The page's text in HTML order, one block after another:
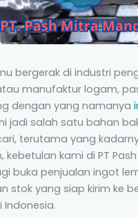
bergerak di industri
manufaktur logam,
dengan yang namanya
jadi salah satu bahan
terutama yang
kebetulan kami di PT
buka penjualan ingot
stok yang siap kirim ke
Indonesia.